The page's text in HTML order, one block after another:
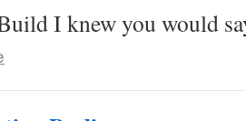
I knew you would